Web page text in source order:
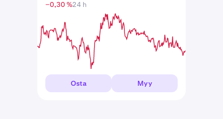
−0,30 %24 h
Osta Myy